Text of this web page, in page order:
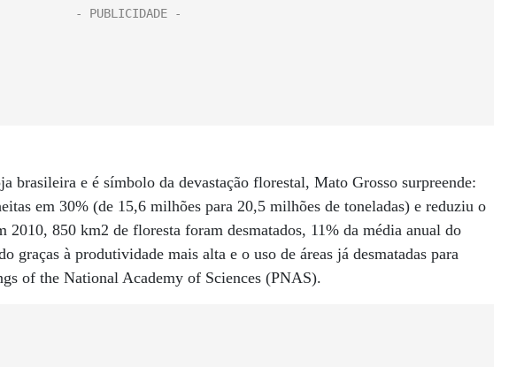
brasileira e é símbolo da devastação florestal, Mato Grosso surpreende:
em 30% (de 15,6 milhões para 20,5 milhões de toneladas) e reduziu o
2010, 850 km2 de floresta foram desmatados, 11% da média anual do
graças à produtividade mais alta e o uso de áreas já desmatadas para
of the National Academy of Sciences (PNAS).